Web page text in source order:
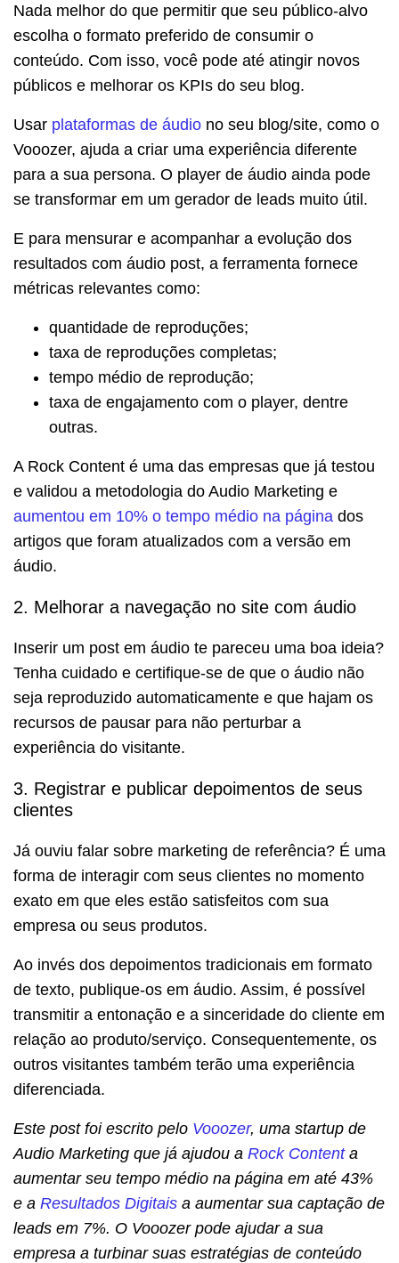
Nada melhor do que permitir que seu público-alvo
escolha o formato preferido de consumir o
conteúdo. Com isso, você pode até atingir novos
públicos e melhorar os KPIs do seu blog.
Usar plataformas de áudio no seu blog/site, como o
Vooozer, ajuda a criar uma experiência diferente
para a sua persona. O player de áudio ainda pode
se transformar em um gerador de leads muito útil.
E para mensurar e acompanhar a evolução dos
resultados com áudio post, a ferramenta fornece
métricas relevantes como:
quantidade de reproduções;
taxa de reproduções completas;
tempo médio de reprodução;
taxa de engajamento com o player, dentre
outras.
A Rock Content é uma das empresas que já testou
e validou a metodologia do Audio Marketing e
aumentou em 10% o tempo médio na página dos
artigos que foram atualizados com a versão em
áudio.
2. Melhorar a navegação no site com áudio
Inserir um post em áudio te pareceu uma boa ideia?
Tenha cuidado e certifique-se de que o áudio não
seja reproduzido automaticamente e que hajam os
recursos de pausar para não perturbar a
experiência do visitante.
3. Registrar e publicar depoimentos de seus
clientes
Já ouviu falar sobre marketing de referência? É uma
forma de interagir com seus clientes no momento
exato em que eles estão satisfeitos com sua
empresa ou seus produtos.
Ao invés dos depoimentos tradicionais em formato
de texto, publique-os em áudio. Assim, é possível
transmitir a entonação e a sinceridade do cliente em
relação ao produto/serviço. Consequentemente, os
outros visitantes também terão uma experiência
diferenciada.
Este post foi escrito pelo Vooozer, uma startup de
Audio Marketing que já ajudou a Rock Contenta
aumentar seu tempo médio na página em até 43%
e a Resultados Digitais a aumentar sua captação de
leads em 7%. O Vooozer pode ajudar a sua
empresa a turbinar suas estratégias de conteúdo